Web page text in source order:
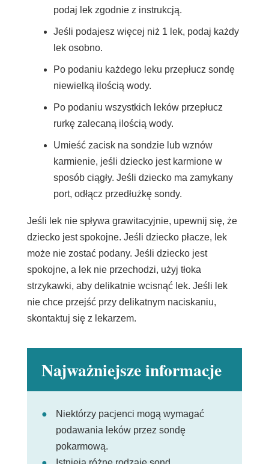
podaj lek zgodnie z instrukcją.
Jeśli podajesz więcej niż 1 lek, podaj każdy
lek osobno.
Po podaniu każdego leku przepłucz sondę
niewielką ilością wody.
Po podaniu wszystkich leków przepłucz
rurkę zalecaną ilością wody.
Umieść zacisk na sondzie lub wznów
karmienie, jeśli dziecko jest karmione w
sposób ciągły. Jeśli dziecko ma zamykany
port, odłącz przedłużkę sondy.
Jeśli lek nie spływa grawitacyjnie, upewnij się, że
dziecko jest spokojne. Jeśli dziecko płacze, lek
może nie zostać podany. Jeśli dziecko jest
spokojne, a lek nie przechodzi, użyj tłoka
strzykawki, aby delikatnie wcisnąć lek. Jeśli lek
nie chce przejść przy delikatnym naciskaniu,
skontaktuj się z lekarzem.
Najważniejsze informacje
Niektórzy pacjenci mogą wymagać
podawania leków przez sondę
pokarmową.